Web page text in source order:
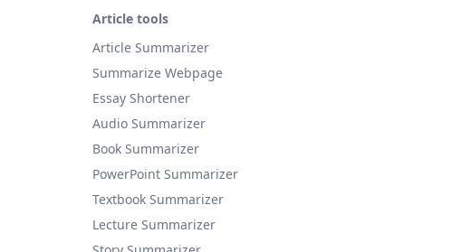
Article tools
Article Summarizer
Summarize Webpage
Essay Shortener
Audio Summarizer
Book Summarizer
PowerPoint Summarizer
Textbook Summarizer
Lecture Summarizer